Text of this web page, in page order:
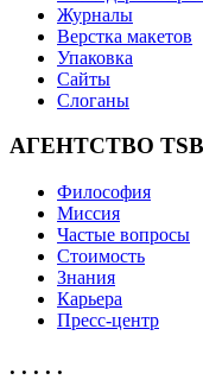
Журналы
Верстка макетов
Упаковка
Сайты
Слоганы
АГЕНТСТВО
Философия
Миссия
Частые вопросы
Стоимость
Знания
Карьера
Пресс-центр
. . . . .